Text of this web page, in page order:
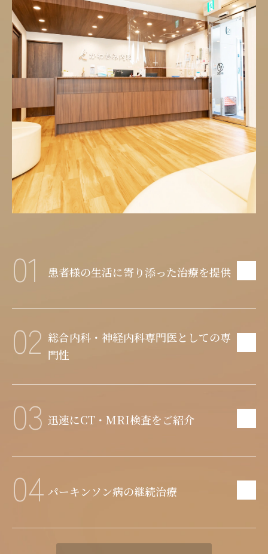
01 患者様の生活に寄り添った治療を提供
02 総合内科・ 神経内科専門医としての専
門性
03 迅速にCT・ MRI検査をご紹介
04 パーキンソン病の継続治療